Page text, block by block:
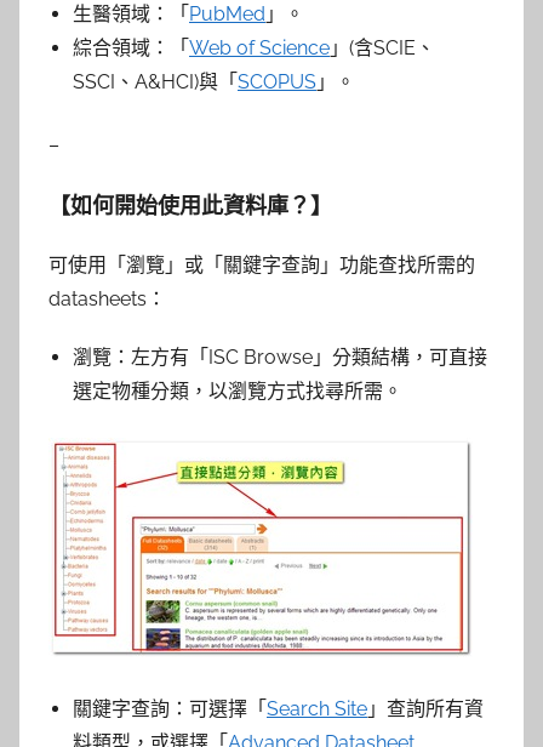
生醫領域：「PubMed 」。
綜合領域：「Web of Science 」(含SCIE、
SSCI、A&HCI)與「SCOPUS 」。
–
【如何開始使用此資料庫？ 】
可使用「瀏覽」或「關鍵字查詢」功能查找所需的
datasheets：
瀏覽：左方有「ISC Browse」分類結構，可直接
選定物種分類，以瀏覽方式找尋所需。
關鍵字查詢：可選擇「Search Site 」查詢所有資
料類型，或選擇「Advanced Datasheet